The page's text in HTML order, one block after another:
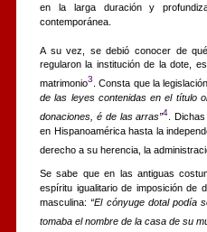
en la larga duración y
contemporánea.
A su vez, se debió conocer de
regularon la institución de la dote,
matrimonio3 . Consta que la
de las leyes contenidas en el título
donaciones, é de las arras”4 .
en Hispanoamérica hasta la
derecho a su herencia, la
Se sabe que en las antiguas
espíritu igualitario de imposición de
masculina:“El cónyuge dotal podía
tomaba el nombre de la casa de su